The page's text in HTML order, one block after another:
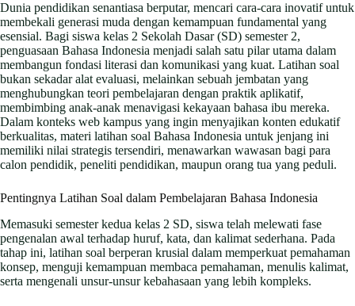
Dunia pendidikan senantiasa berputar, mencari cara-cara inovatif untuk
membekali generasi muda dengan kemampuan fundamental yang
esensial. Bagi siswa kelas 2 Sekolah Dasar (SD) semester 2,
penguasaan Bahasa Indonesia menjadi salah satu pilar utama dalam
membangun fondasi literasi dan komunikasi yang kuat. Latihan soal
bukan sekadar alat evaluasi, melainkan sebuah jembatan yang
menghubungkan teori pembelajaran dengan praktik aplikatif,
membimbing anak-anak menavigasi kekayaan bahasa ibu mereka.
Dalam konteks web kampus yang ingin menyajikan konten edukatif
berkualitas, materi latihan soal Bahasa Indonesia untuk jenjang ini
memiliki nilai strategis tersendiri, menawarkan wawasan bagi para
calon pendidik, peneliti pendidikan, maupun orang tua yang peduli.
Pentingnya Latihan Soal dalam Pembelajaran Bahasa Indonesia
Memasuki semester kedua kelas 2 SD, siswa telah melewati fase
pengenalan awal terhadap huruf, kata, dan kalimat sederhana. Pada
tahap ini, latihan soal berperan krusial dalam memperkuat pemahaman
konsep, menguji kemampuan membaca pemahaman, menulis kalimat,
serta mengenali unsur-unsur kebahasaan yang lebih kompleks.